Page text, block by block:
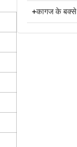
+कागज के बक्से